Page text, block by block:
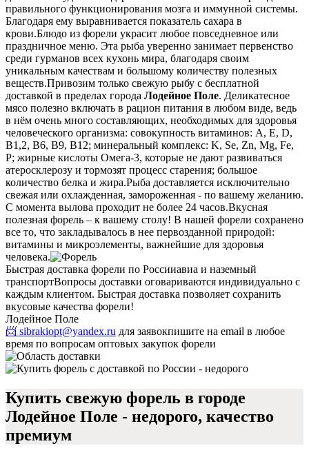
правильного функционирования мозга и иммунной системы.
Благодаря ему выравнивается показатель сахара в
крови.Блюдо из форели украсит любое повседневное или
праздничное меню. Эта рыба уверенно занимает первенство
среди гурманов всех кухонь мира, благодаря своим
уникальным качествам и большому количеству полезных
веществ.Привозим только свежую рыбу с бесплатной
доставкой в пределах города Лодейное Поле. Деликатесное
мясо полезно включать в рацион питания в любом виде, ведь
в нём очень много составляющих, необходимых для здоровья
человеческого организма: совокупность витаминов: A, Е, D,
B1,2, B6, В9, B12; минеральный комплекс: K, Se, Zn, Mg, Fe,
P; жирные кислоты Омега-3, которые не дают развиваться
атеросклерозу и тормозят процесс старения; большое
количество белка и жира.Рыба доставляется исключительно
свежая или охлажденная, замороженная - по вашему желанию.
С момента вылова проходит не более 24 часов.Вкусная
полезная форель – к вашему столу! В нашей форели сохранено
все то, что закладывалось в нее первозданной природой:
витамины и микроэлементы, важнейшие для здоровья
человека.
Быстрая доставка форели по Россииавиа и наземный
транспортВопросы доставки оговариваются индивидуально с
каждым клиентом. Быстрая доставка позволяет сохранить
вкусовые качества форели!
Лодейное Поле
📨 sibrakiopt@yandex.ru для заявокпишите на email в любое
время по вопросам оптовых закупок форели
Купить свежую форель в городе
Лодейное Поле - недорого, качество
премиум